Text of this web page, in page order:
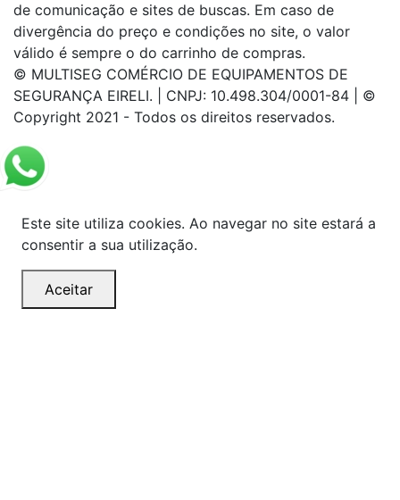
de comunicação e sites de buscas. Em caso de
divergência do preço e condições no site, o valor
válido é sempre o do carrinho de compras.
© MULTISEG COMÉRCIO DE EQUIPAMENTOS DE
SEGURANÇA EIRELI. | CNPJ: 10.498.304/0001-84 | ©
Copyright 2021 - Todos os direitos reservados.
Este site utiliza cookies. Ao navegar no site estará a
consentir a sua utilização.
Aceitar